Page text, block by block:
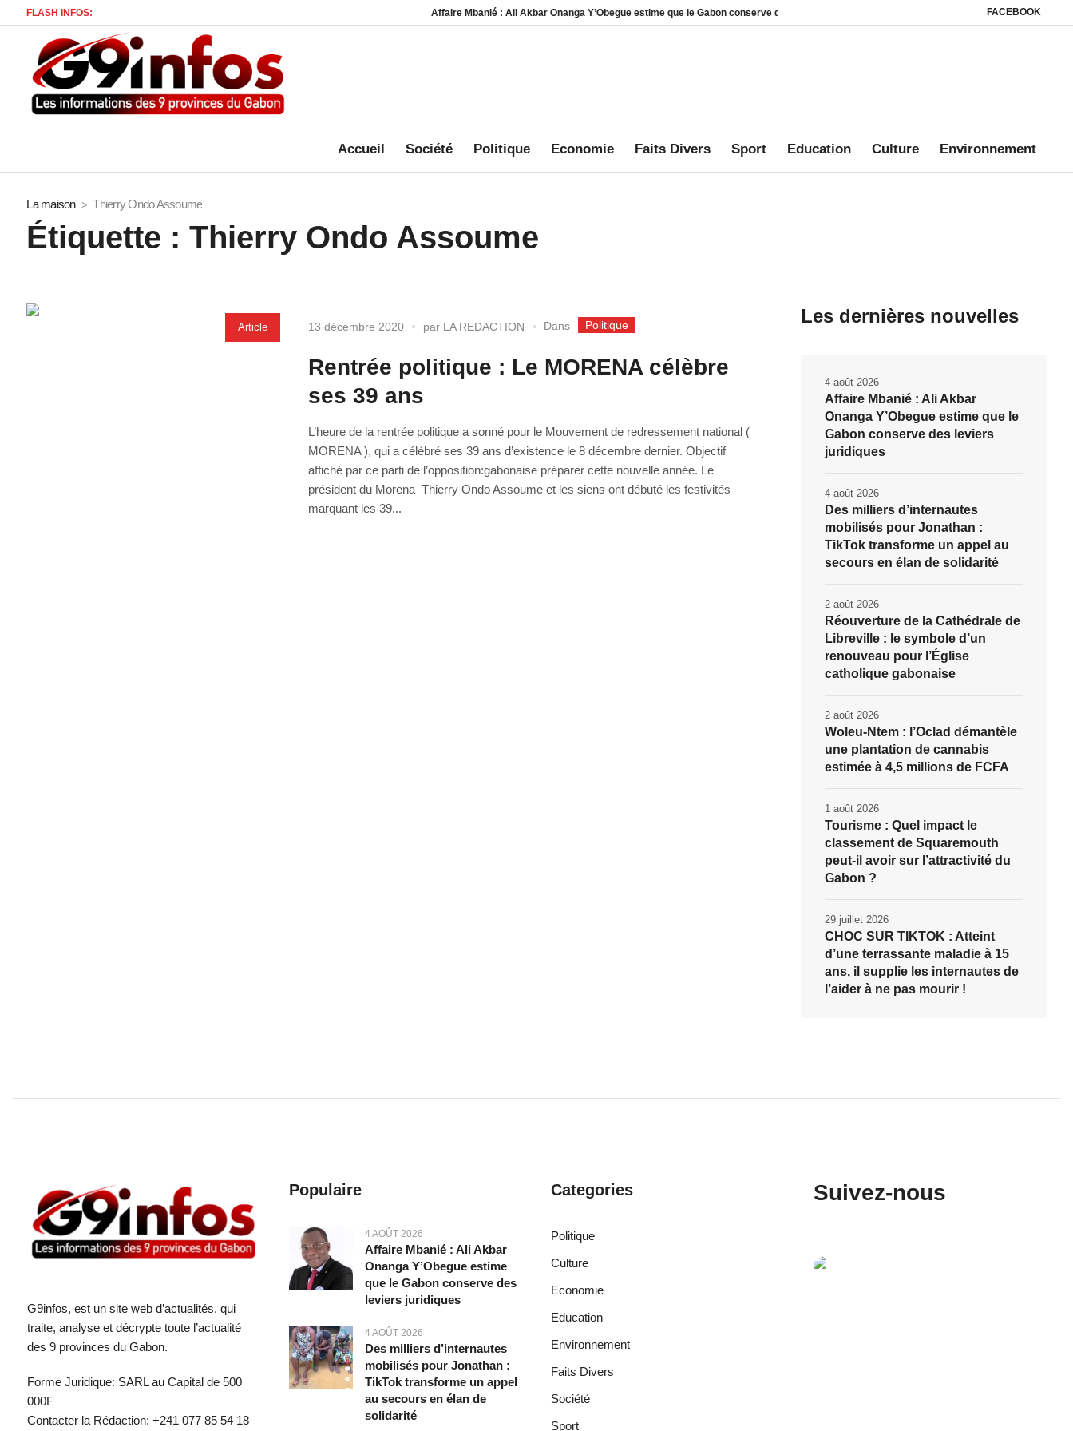
FACEBOOK
FLASH INFOS: Affaire Mbanié : Ali Akbar Onanga Y’Obegue estime que le Gabon conserve des leviers juridiques Des milliers d’internautes mobilisés pour
Accueil Société Politique Economie Faits Divers Sport Education Culture Environnement
La maison Thierry Ondo Assoume
Étiquette :Thierry Ondo Assoume
Article 13 décembre 2020 par LA REDACTION Dans Politique
Rentrée politique : Le MORENA célèbre
ses 39 ans
L’heure de la rentrée politique a sonné pour le Mouvement de redressement national (
MORENA ), qui a célébré ses 39 ans d’existence le 8 décembre dernier. Objectif
affiché par ce parti de l’opposition:gabonaise préparer cette nouvelle année. Le
président du Morena Thierry Ondo Assoume et les siens ont débuté les festivités
marquant les 39...
Les dernières nouvelles
Affaire Mbanié : Ali Akbar
Onanga Y’Obegue estime que le
Gabon conserve des leviers
juridiques
4 août 2026
Des milliers d’internautes
mobilisés pour Jonathan :
TikTok transforme un appel au
secours en élan de solidarité
4 août 2026
Réouverture de la Cathédrale de
Libreville : le symbole d’un
renouveau pour l’Église
catholique gabonaise
2 août 2026
Woleu-Ntem : l’Oclad démantèle
une plantation de cannabis
estimée à 4,5 millions de FCFA
2 août 2026
Tourisme : Quel impact le
classement de Squaremouth
peut-il avoir sur l’attractivité du
Gabon ?
1 août 2026
CHOC SUR TIKTOK : Atteint
d’une terrassante maladie à 15
ans, il supplie les internautes de
l’aider à ne pas mourir !
29 juillet 2026
G9infos, est un site web d’actualités, qui
traite, analyse et décrypte toute l’actualité
des 9 provinces du Gabon.
Forme Juridique: SARL au Capital de 500
000F
Contacter la Rédaction: +241 077 85 54 18
Populaire
4 AOÛT 2026
Affaire Mbanié : Ali Akbar
Onanga Y’Obegue estime
que le Gabon conserve des
leviers juridiques
4 AOÛT 2026
Des milliers d’internautes
mobilisés pour Jonathan :
TikTok transforme un appel
au secours en élan de
solidarité
Categories
Politique
Culture
Economie
Education
Environnement
Faits Divers
Société
Sport
Suivez-nous